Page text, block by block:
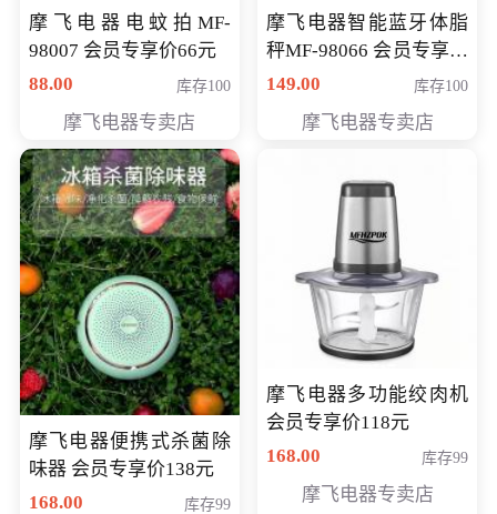
摩飞电器电蚊拍MF-
98007 会员专享价66元
88.00
库存100
摩飞电器专卖店
摩飞电器智能蓝牙体脂
秤MF-98066 会员专享价
98元
149.00 库存100
摩飞电器专卖店
摩飞电器便携式杀菌除
味器 会员专享价138元
168.00
库存99
摩飞电器多功能绞肉机
会员专享价118元
168.00
库存99
摩飞电器专卖店